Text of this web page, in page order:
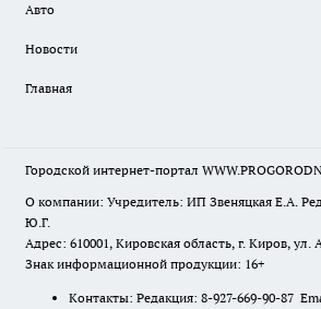
Авто
Новости
Главная
Городской интернет-портал
О компании: Учредитель: ИП Звеняцкая Е.А.
Ю.Г.
Адрес: 610001, Кировская область, г. Киров, ул.
Знак информационной продукции: 16+
Контакты: Редакция: 8-927-669-90-87